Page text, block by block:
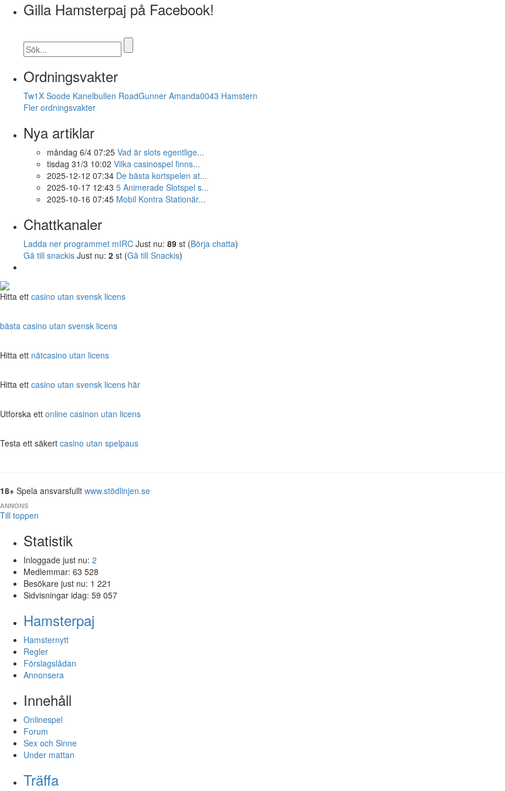
Gilla Hamsterpaj på Facebook!
Ordningsvakter
Tw1X Soode Kanelbullen RoadGunner Amanda0043 Hamstern
Fler ordningsvakter
Nya artiklar
måndag 6/4 07:25 Vad är slots egentlige...
tisdag 31/3 10:02 Vilka casinospel finns...
2025-12-12 07:34 De bästa kortspelen at...
2025-10-17 12:43 5 Animerade Slotspel s...
2025-10-16 07:45 Mobil Kontra Stationär...
Chattkanaler
Ladda ner programmet mIRC Just nu: 89 st (Börja chatta)
Gå till snackis Just nu: 2 st (Gå till Snackis)
Hitta ett casino utan svensk licens
bästa casino utan svensk licens
Hitta ett nätcasino utan licens
Hitta ett casino utan svensk licens här
Utforska ett online casinon utan licens
Testa ett säkert casino utan spelpaus
18+ Spela ansvarsfullt www.stödlinjen.se
ANNONS
Till toppen
Statistik
Inloggade just nu: 2
Medlemmar: 63 528
Besökare just nu: 1 221
Sidvisningar idag: 59 057
Hamsterpaj
Hamsternytt
Regler
Förslagslådan
Annonsera
Innehåll
Onlinespel
Forum
Sex och Sinne
Under mattan
Träffa